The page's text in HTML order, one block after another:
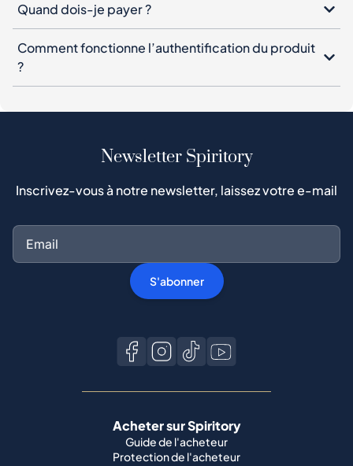
Quand dois-je payer ?
Comment fonctionne l’authentification du produit
?
Newsletter Spiritory
Inscrivez-vous à notre newsletter, laissez votre e-mail
S'abonner
Acheter sur Spiritory
Guide de l'acheteur
Protection de l'acheteur